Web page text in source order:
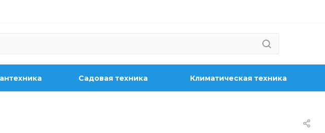
Садовая техника Климатическая техника